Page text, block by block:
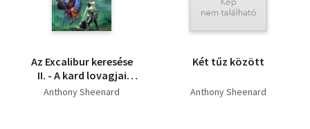
Az Excalibur keresése
II. - A kard lovagjai
(Mysterious Universe)
Anthony Sheenard
Két tűz között
Anthony Sheenard